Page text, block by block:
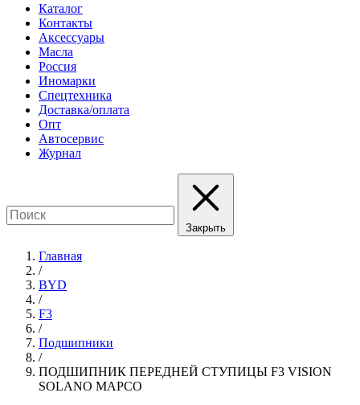
Каталог
Контакты
Аксессуары
Масла
Россия
Иномарки
Спецтехника
Доставка/оплата
Опт
Автосервис
Журнал
Закрыть
Главная
/
BYD
/
F3
/
Подшипники
/
ПОДШИПНИК ПЕРЕДНЕЙ СТУПИЦЫ F3 VISION
SOLANO MAPCO